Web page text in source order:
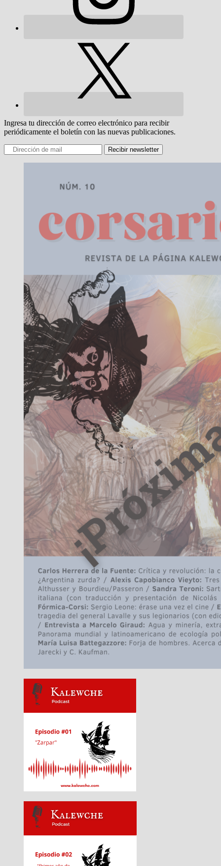
Ingresa tu dirección de correo electrónico para recibir
periódicamente el boletín con las nuevas publicaciones.
Recibir newsletter